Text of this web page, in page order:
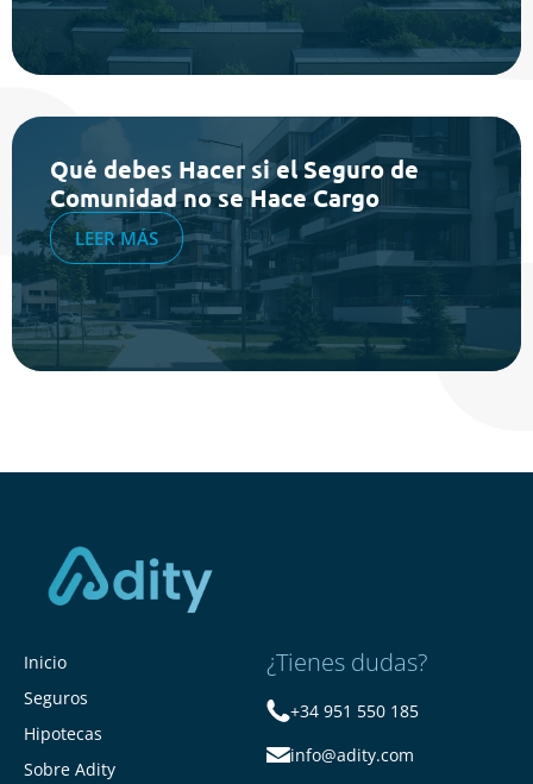
Qué debes Hacer si el Seguro de
Comunidad no se Hace Cargo
LEER MÁS
Inicio
Seguros
Hipotecas
Sobre Adity
¿Tienes dudas?
+34 951 550 185
info@adity.com